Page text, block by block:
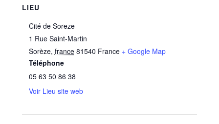
LIEU
Cité de Soreze
1 Rue Saint-Martin
Sorèze, france 81540 France + Google Map
Téléphone
05 63 50 86 38
Voir Lieu site web